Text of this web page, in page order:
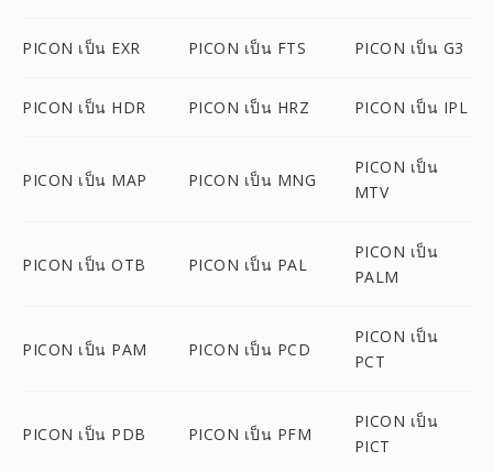
PICON เป็น EXR PICON เป็น FTS PICON เป็น G3
PICON เป็น HDR PICON เป็น HRZ PICON เป็น IPL
PICON เป็น MAP PICON เป็น MNG
PICON เป็น
MTV
PICON เป็น OTB PICON เป็น PAL
PICON เป็น
PALM
PICON เป็น PAM PICON เป็น PCD
PICON เป็น
PCT
PICON เป็น PDB PICON เป็น PFM
PICON เป็น
PICT